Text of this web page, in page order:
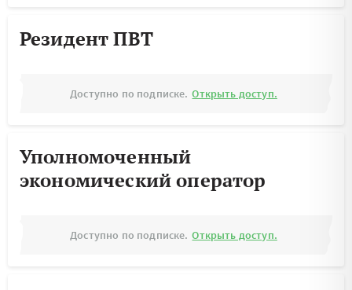
Резидент ПВТ
Доступно по подписке. Открыть доступ.
Уполномоченный
экономический оператор
Доступно по подписке. Открыть доступ.